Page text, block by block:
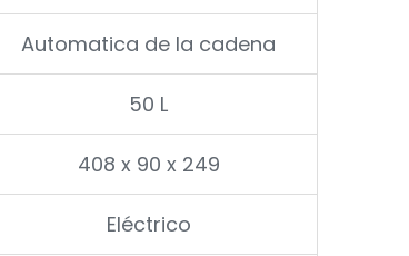
Automatica de la cadena
50 L
408 x 90 x 249
Eléctrico